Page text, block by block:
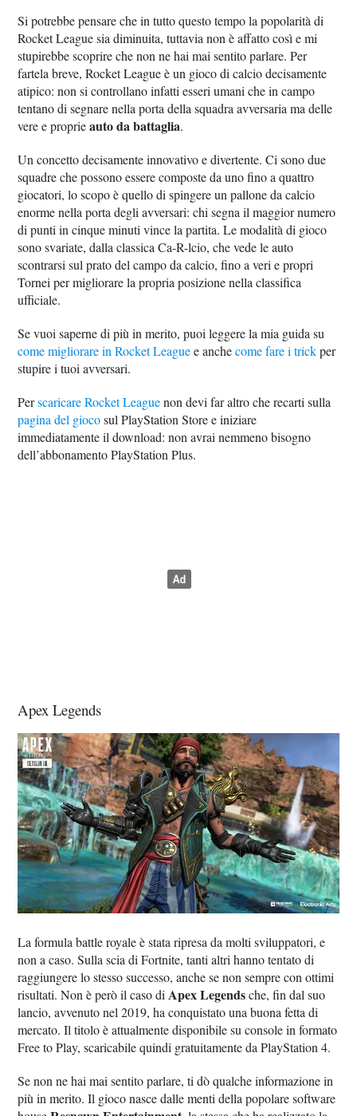
Si potrebbe pensare che in tutto questo tempo la popolarità di
Rocket League sia diminuita, tuttavia non è affatto così e mi
stupirebbe scoprire che non ne hai mai sentito parlare. Per
fartela breve, Rocket League è un gioco di calcio decisamente
atipico: non si controllano infatti esseri umani che in campo
tentano di segnare nella porta della squadra avversaria ma delle
vere e proprieauto da battaglia.
Un concetto decisamente innovativo e divertente. Ci sono due
squadre che possono essere composte da uno fino a quattro
giocatori, lo scopo è quello di spingere un pallone da calcio
enorme nella porta degli avversari: chi segna il maggior numero
di punti in cinque minuti vince la partita. Le modalità di gioco
sono svariate, dalla classica Ca-R-lcio, che vede le auto
scontrarsi sul prato del campo da calcio, fino a veri e propri
Tornei per migliorare la propria posizione nella classifica
ufficiale.
Se vuoi saperne di più in merito, puoi leggere la mia guida su
come migliorare in Rocket Leaguee anchecome fare i trickper
stupire i tuoi avversari.
Perscaricare Rocket Leaguenon devi far altro che recarti sulla
pagina del giocosul PlayStation Store e iniziare
immediatamente il download: non avrai nemmeno bisogno
dell’abbonamento PlayStation Plus.
Apex Legends
La formula battle royale è stata ripresa da molti sviluppatori, e
non a caso. Sulla scia di Fortnite, tanti altri hanno tentato di
raggiungere lo stesso successo, anche se non sempre con ottimi
risultati. Non è però il caso diApex Legendsche, fin dal suo
lancio, avvenuto nel 2019, ha conquistato una buona fetta di
mercato. Il titolo è attualmente disponibile su console in formato
Free to Play, scaricabile quindi gratuitamente da PlayStation 4.
Se non ne hai mai sentito parlare, ti dò qualche informazione in
più in merito. Il gioco nasce dalle menti della popolare software